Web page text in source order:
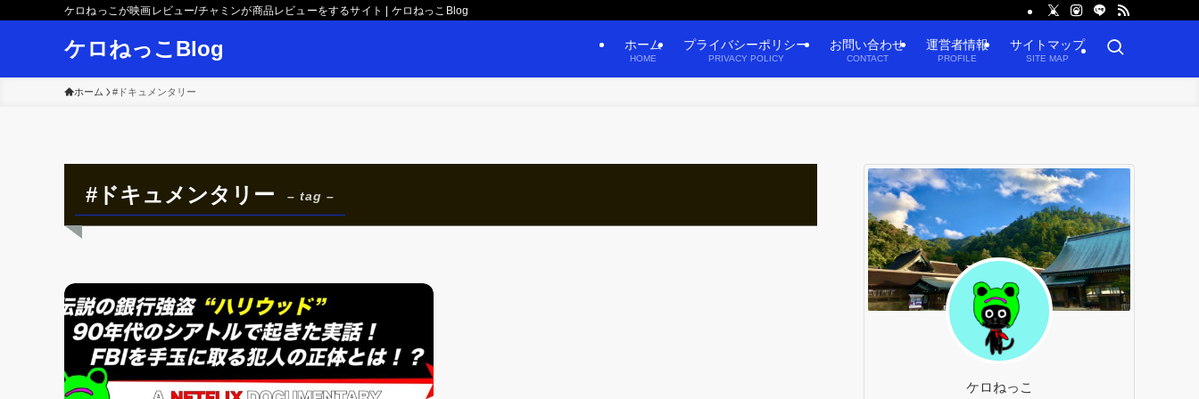
ケロねっこが映画レビュー/チャミンが商品レビューをするサイト | ケロねっこBlog
ケロねっこBlog ホーム
HOME
プライバシーポリシー
PRIVACY POLICY
お問い合わせ
CONTACT
運営者情報
PROFILE
サイトマップ
SITE MAP
ホーム #ドキュメンタリー
#ドキュメンタリー – tag –
ケロねっこ